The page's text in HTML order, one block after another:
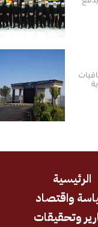
3 اتفاقيات
الرئيسية
واقتصاد
وتحقيقات